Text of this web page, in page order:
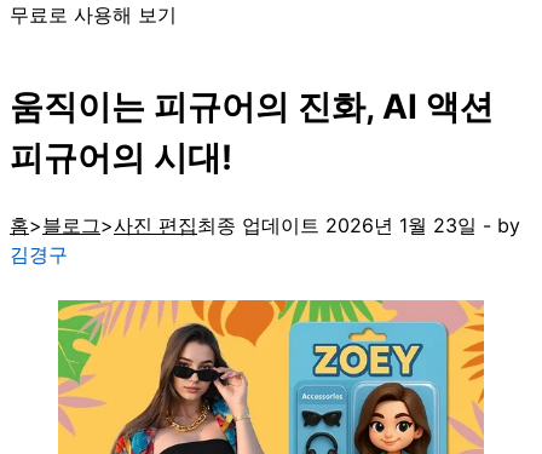
무료로 사용해 보기
움직이는 피규어의 진화, AI 액션
피규어의 시대!
홈 블로그 사진 편집최종 업데이트 2026년 1월 23일 - by
김경구